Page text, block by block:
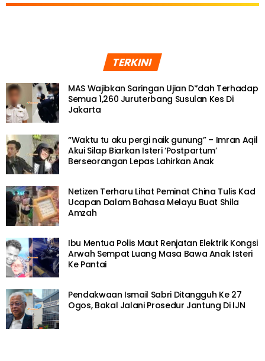
TERKINI
MAS Wajibkan Saringan Ujian D*dah Terhadap
Semua 1,260 Juruterbang Susulan Kes Di
Jakarta
“Waktu tu aku pergi naik gunung” – Imran Aqil
Akui Silap Biarkan Isteri ‘Postpartum’
Berseorangan Lepas Lahirkan Anak
Netizen Terharu Lihat Peminat China Tulis Kad
Ucapan Dalam Bahasa Melayu Buat Shila
Amzah
Ibu Mentua Polis Maut Renjatan Elektrik Kongsi
Arwah Sempat Luang Masa Bawa Anak Isteri
Ke Pantai
Pendakwaan Ismail Sabri Ditangguh Ke 27
Ogos, Bakal Jalani Prosedur Jantung Di IJN